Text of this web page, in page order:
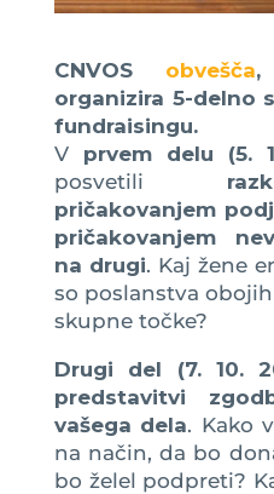
CNVOS obvešča,
organizira 5-delno
fundraisingu.
V prvem delu (5.
posvetili
pričakovanjem
pričakovanjem
na drugi. Kaj žene
so poslanstva
skupne točke?
Drugi del (7. 10.
predstavitvi
vašega dela. Kako
na način, da bo
bo želel podpreti?